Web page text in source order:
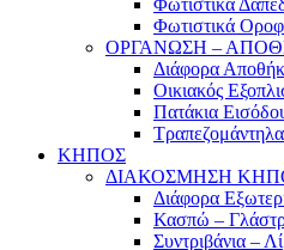
Φωτιστικά
Φωτιστικά
ΟΡΓΑΝΩΣΗ –
Διάφορα
Οικιακός
Πατάκια
Τραπεζομάντηλα
ΚΗΠΟΣ
ΔΙΑΚΟΣΜΗΣΗ
Διάφορα
Κασπώ –
Συντριβάνια –